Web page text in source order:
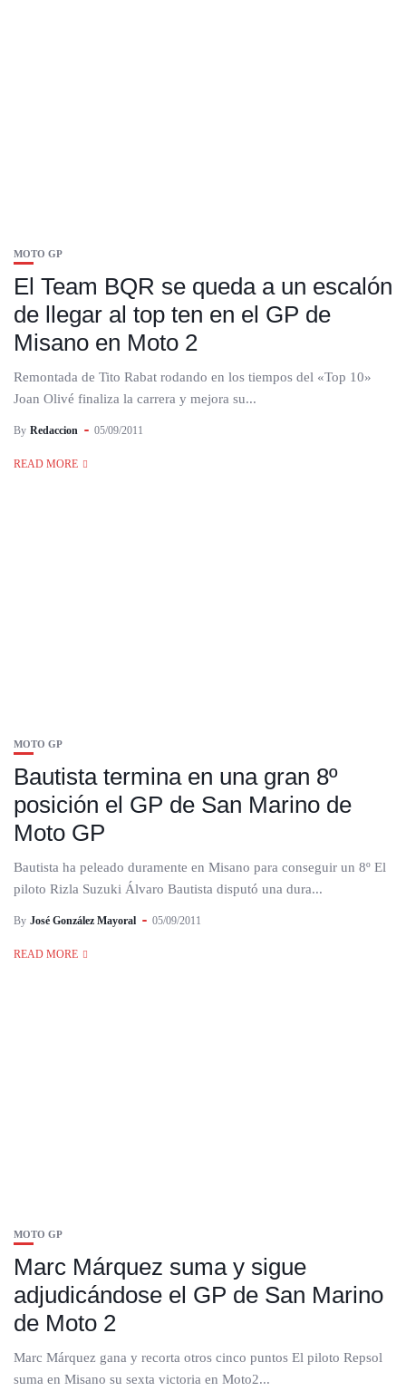
MOTO GP
El Team BQR se queda a un escalón
de llegar al top ten en el GP de
Misano en Moto 2
Remontada de Tito Rabat rodando en los tiempos del «Top 10»
Joan Olivé finaliza la carrera y mejora su...
By Redaccion 05/09/2011
READ MORE
MOTO GP
Bautista termina en una gran 8º
posición el GP de San Marino de
Moto GP
Bautista ha peleado duramente en Misano para conseguir un 8º El
piloto Rizla Suzuki Álvaro Bautista disputó una dura...
By José González Mayoral 05/09/2011
READ MORE
MOTO GP
Marc Márquez suma y sigue
adjudicándose el GP de San Marino
de Moto 2
Marc Márquez gana y recorta otros cinco puntos El piloto Repsol
suma en Misano su sexta victoria en Moto2...